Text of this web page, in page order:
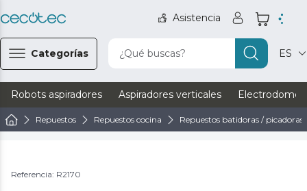
Asistencia
Categorías ¿Qué buscas? ES
Robots aspiradores Aspiradores verticales
Repuestos Repuestos cocina Repuestos batidoras / picadoras
Referencia: R2170